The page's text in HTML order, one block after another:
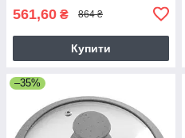
561,60 ₴ 864 ₴
Купити
–35%